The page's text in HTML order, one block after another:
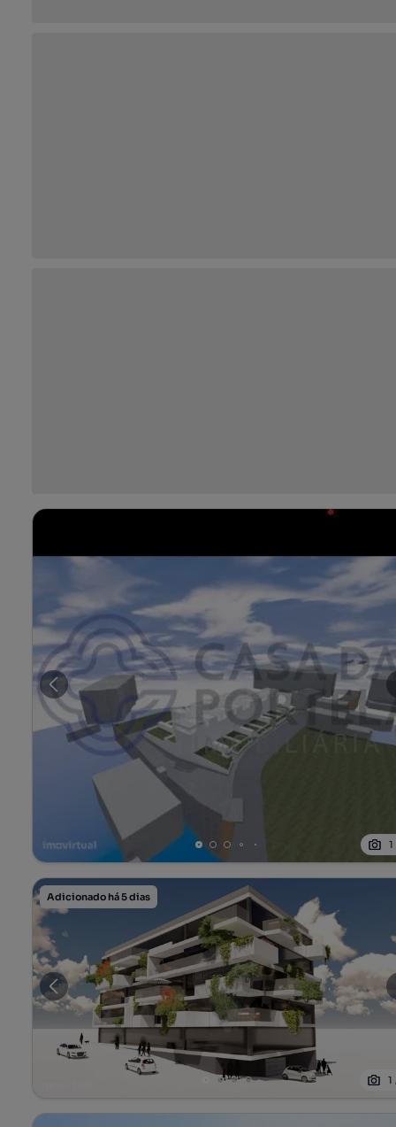
1
Adicionado há 5 dias
1